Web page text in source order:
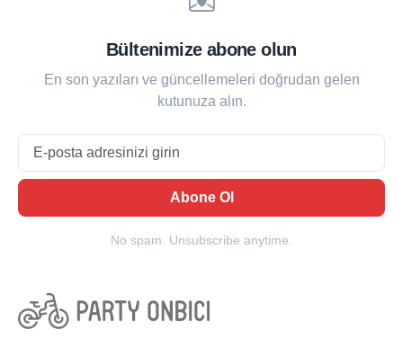
Bültenimize abone olun
En son yazıları ve güncellemeleri doğrudan gelen
kutunuza alın.
Abone Ol
No spam. Unsubscribe anytime.